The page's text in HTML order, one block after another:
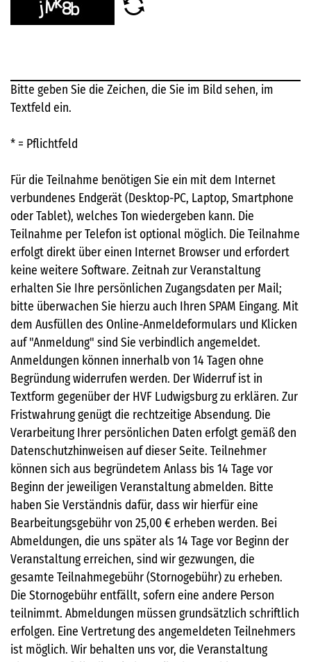
Bitte geben Sie die Zeichen, die Sie im Bild sehen, im
Textfeld ein.
* = Pflichtfeld
Für die Teilnahme benötigen Sie ein mit dem Internet
verbundenes Endgerät (Desktop-PC, Laptop, Smartphone
oder Tablet), welches Ton wiedergeben kann. Die
Teilnahme per Telefon ist optional möglich. Die Teilnahme
erfolgt direkt über einen Internet Browser und erfordert
keine weitere Software. Zeitnah zur Veranstaltung
erhalten Sie Ihre persönlichen Zugangsdaten per Mail;
bitte überwachen Sie hierzu auch Ihren SPAM Eingang. Mit
dem Ausfüllen des Online-Anmeldeformulars und Klicken
auf "Anmeldung" sind Sie verbindlich angemeldet.
Anmeldungen können innerhalb von 14 Tagen ohne
Begründung widerrufen werden. Der Widerruf ist in
Textform gegenüber der HVF Ludwigsburg zu erklären. Zur
Fristwahrung genügt die rechtzeitige Absendung. Die
Verarbeitung Ihrer persönlichen Daten erfolgt gemäß den
Datenschutzhinweisen auf dieser Seite. Teilnehmer
können sich aus begründetem Anlass bis 14 Tage vor
Beginn der jeweiligen Veranstaltung abmelden. Bitte
haben Sie Verständnis dafür, dass wir hierfür eine
Bearbeitungsgebühr von 25,00 € erheben werden. Bei
Abmeldungen, die uns später als 14 Tage vor Beginn der
Veranstaltung erreichen, sind wir gezwungen, die
gesamte Teilnahmegebühr (Stornogebühr) zu erheben.
Die Stornogebühr entfällt, sofern eine andere Person
teilnimmt. Abmeldungen müssen grundsätzlich schriftlich
erfolgen. Eine Vertretung des angemeldeten Teilnehmers
ist möglich. Wir behalten uns vor, die Veranstaltung